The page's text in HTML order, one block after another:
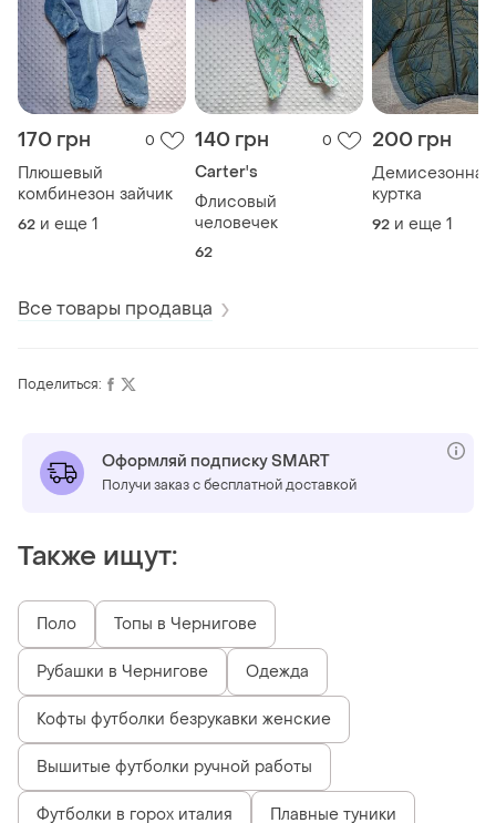
170 грн 0
Плюшевый
комбинезон зайчик
62 и еще 1
140 грн 0
Carter's
Флисовый
человечек
62
200 грн
Демисезонная
куртка
92 и еще 1
Все товары продавца
Поделиться:
Оформляй подписку SMART
Получи заказ с бесплатной доставкой
Также ищут:
Поло Топы в Чернигове
Рубашки в Чернигове Одежда
Кофты футболки безрукавки женские
Вышитые футболки ручной работы
Футболки в горох италия Плавные туники